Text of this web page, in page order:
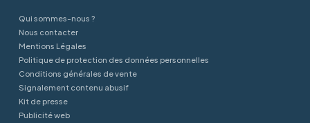
Qui sommes-nous ?
Nous contacter
Mentions Légales
Politique de protection des données personnelles
Conditions générales de vente
Signalement contenu abusif
Kit de presse
Publicité web